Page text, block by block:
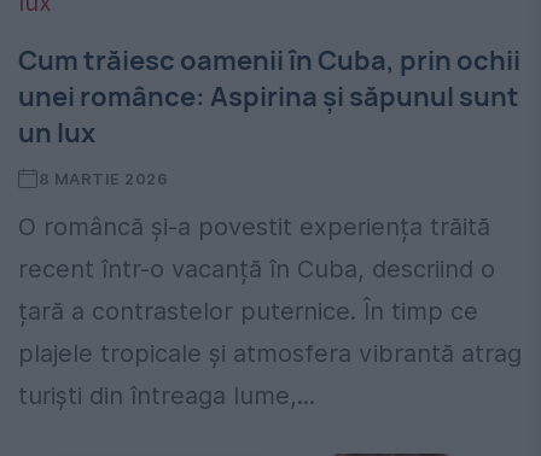
Cum trăiesc oamenii în Cuba, prin ochii
unei românce: Aspirina și săpunul sunt
un lux
8 MARTIE 2026
O româncă și-a povestit experiența trăită
recent într-o vacanță în Cuba, descriind o
țară a contrastelor puternice. În timp ce
plajele tropicale și atmosfera vibrantă atrag
turiști din întreaga lume,...